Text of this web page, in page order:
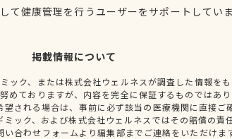
て健康管理を行うユーザーをサポートしてい
掲載情報について
ック、または株式会社ウェルネスが調査した情報を
めておりますが、内容を完全に保証するものではあ
される場合は、事前に必ず該当の医療機関に直接ご
ック、および株式会社ウェルネスではその賠償の責
合わせフォームより編集部までご連絡をいただけま